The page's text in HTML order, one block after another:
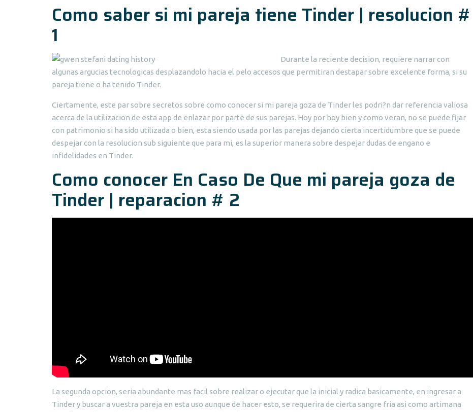
Como saber si mi pareja tiene Tinder | resolucion #
1
Durante la reciente decision, requiere narrar con
algunas argucias tecnologicas desplazandolo hacia el pelo accesos que permitiran destapar sobre excelente forma, si su
pareja tiene o ha tenido Tinder.
Ciertamente, este par sobre secretos sobre como conocer si mi pareja goza de Tinder les podri?n dar referencia valiosa
acerca de la utilizacion de esta app de enlazar por parte de sus parejas. Hoy por hoy bien y como veran, no se puede fijar
con patrimonio si ha sido utilizada o bien, esta siendo usada por las parejas dejando cierta incertidumbre que se puede
despejar con la resolucion sub siguiente que para mi, es la superior manera sobre despejar dudas de engano e
infidelidades en Tinder.
Como conocer En Caso De Que mi pareja goza de
Tinder | reparacion # 2
La segunda opcion, seria abundante mas facil sobre realizar o ejecutar que la inicial y radica basicamente, en ingresar a
Tinder y buscar a vuestra pareja en esta uso aunque de hacer esto, se requerira de cierta sangre fria asi como artimana